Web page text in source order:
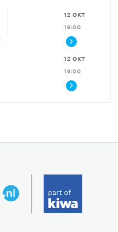
12 OKT
19:00
12 OKT
19:00